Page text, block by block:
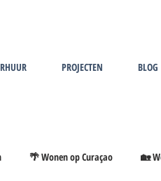
PROJECTEN BLOG
🌴 Wonen op Curaçao 🏡